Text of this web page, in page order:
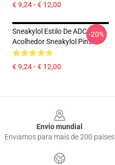
€ 9,24 - € 12,00
Sneakylol Estilo De ADC
Acolhedor Sneakylol Pins
€ 9,24 - € 12,00
-20%
Envio mundial
Enviamos para mais de 200 países